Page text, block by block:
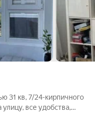
31 кв, 7/24-кирпичного
все удобства,